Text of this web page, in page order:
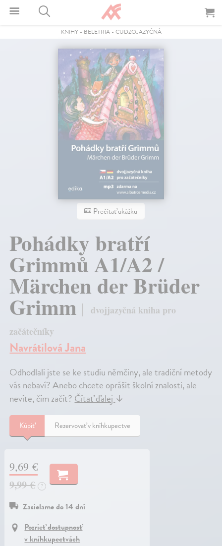
KNIHY- BELETRIA- CUDZOJAZYČNÁ
Prečítať ukážku
Pohádky bratří
Grimmů A1/A2 /
Märchen der Brüder
Grimm
dvojjazyčná kniha pro
začátečníky
Navrátilová Jana
Odhodlali jste se ke studiu němčiny, ale tradiční metody
vás nebaví? Anebo chcete oprášit školní znalosti, ale
nevíte, čím začít?Čítať ďalej↓
Kúpiť Rezervovať v kníhkupectve
9,69 €
9,99 €
?
Zasielame do 14 dní
Pozrieť dostupnosť
v kníhkupectvách